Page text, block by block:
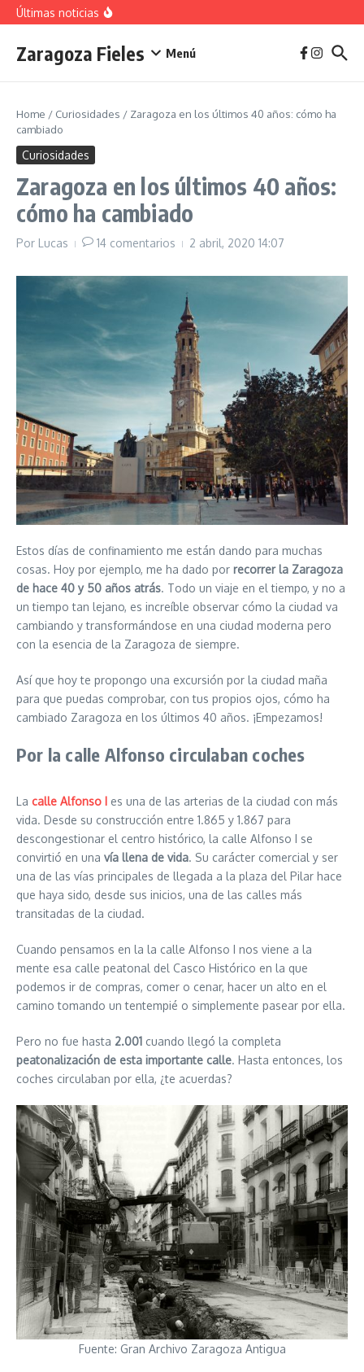
Saltar al contenido
Últimas noticias
Descubre el Parque del Agua Luis Buñuel: tu oasis
Plan de Acción del Ruido de Zaragoza 2025-
2029: Implicaciones y Objetivos
Zaragoza Fieles Menú
Home / Curiosidades / Zaragoza en los últimos 40 años: cómo ha
cambiado
Curiosidades
Zaragoza en los últimos 40 años:
cómo ha cambiado
Por Lucas 14 comentarios 2 abril, 2020 14:07
Estos días de confinamiento me están dando para muchas
cosas. Hoy por ejemplo, me ha dado por recorrer la Zaragoza
de hace 40 y 50 años atrás. Todo un viaje en el tiempo, y no a
un tiempo tan lejano, es increíble observar cómo la ciudad va
cambiando y transformándose en una ciudad moderna pero
con la esencia de la Zaragoza de siempre.
Así que hoy te propongo una excursión por la ciudad maña
para que puedas comprobar, con tus propios ojos, cómo ha
cambiado Zaragoza en los últimos 40 años. ¡Empezamos!
Por la calle Alfonso circulaban coches
La calle Alfonso I es una de las arterias de la ciudad con más
vida. Desde su construcción entre 1.865 y 1.867 para
descongestionar el centro histórico, la calle Alfonso I se
convirtió en una vía llena de vida. Su carácter comercial y ser
una de las vías principales de llegada a la plaza del Pilar hace
que haya sido, desde sus inicios, una de las calles más
transitadas de la ciudad.
Cuando pensamos en la la calle Alfonso I nos viene a la
mente esa calle peatonal del Casco Histórico en la que
podemos ir de compras, comer o cenar, hacer un alto en el
camino tomando un tentempié o simplemente pasear por ella.
Pero no fue hasta 2.001 cuando llegó la completa
peatonalización de esta importante calle. Hasta entonces, los
coches circulaban por ella, ¿te acuerdas?
Fuente: Gran Archivo Zaragoza Antigua